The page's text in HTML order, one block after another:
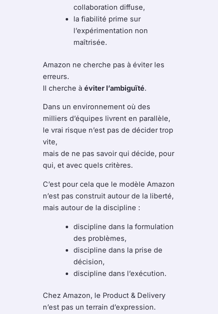
collaboration diffuse,
la fiabilité prime sur
l’expérimentation non
maîtrisée.
Amazon ne cherche pas à éviter les
erreurs.
Il cherche à éviter l’ambiguïté.
Dans un environnement où des
milliers d’équipes livrent en parallèle,
le vrai risque n’est pas de décider trop
vite,
mais de ne pas savoir qui décide, pour
qui, et avec quels critères.
C’est pour cela que le modèle Amazon
n’est pas construit autour de la liberté,
mais autour de la discipline :
discipline dans la formulation
des problèmes,
discipline dans la prise de
décision,
discipline dans l’exécution.
Chez Amazon, le Product & Delivery
n’est pas un terrain d’expression.